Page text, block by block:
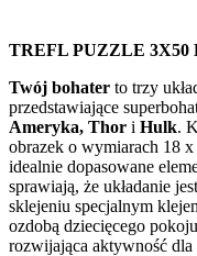
TREFL PUZZLE 3X50
Twój bohater to trzy
przedstawiające
Ameryka, Thor i Hulk.
obrazek o wymiarach 18
idealnie dopasowane
sprawiają, że układanie
sklejeniu specjalnym
ozdobą dziecięcego
rozwijająca aktywność dla